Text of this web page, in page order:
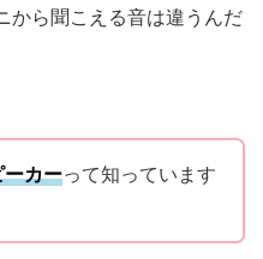
から聞こえる音は違うんだ
カーって知っています